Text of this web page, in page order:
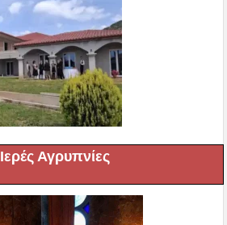
Ιερές Αγρυπνίες